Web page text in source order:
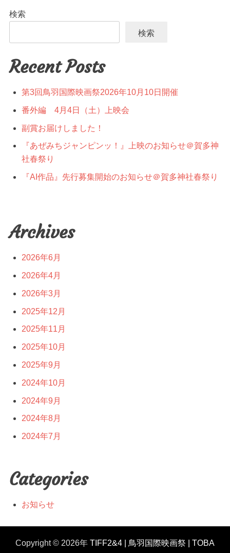
ナ
ゲ
ー
シ
ョ
ン
検索
検索
Recent Posts
第3回鳥羽国際映画祭2026年10月10日開催
番外編 4月4日（土）上映会
副賞お届けしました！
『あぜみちジャンピンッ！』上映のお知らせ＠賀多神
社春祭り
『AI作品』先行募集開始のお知らせ＠賀多神社春祭り
Archives
2026年6月
2026年4月
2026年3月
2025年12月
2025年11月
2025年10月
2025年9月
2024年10月
2024年9月
2024年8月
2024年7月
Categories
お知らせ
Copyright © 2026年 TIFF2&4 | 鳥羽国際映画祭 | TOBA